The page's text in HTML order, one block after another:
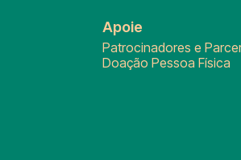
Apoie
Patrocinadores e
Doação Pessoa Física